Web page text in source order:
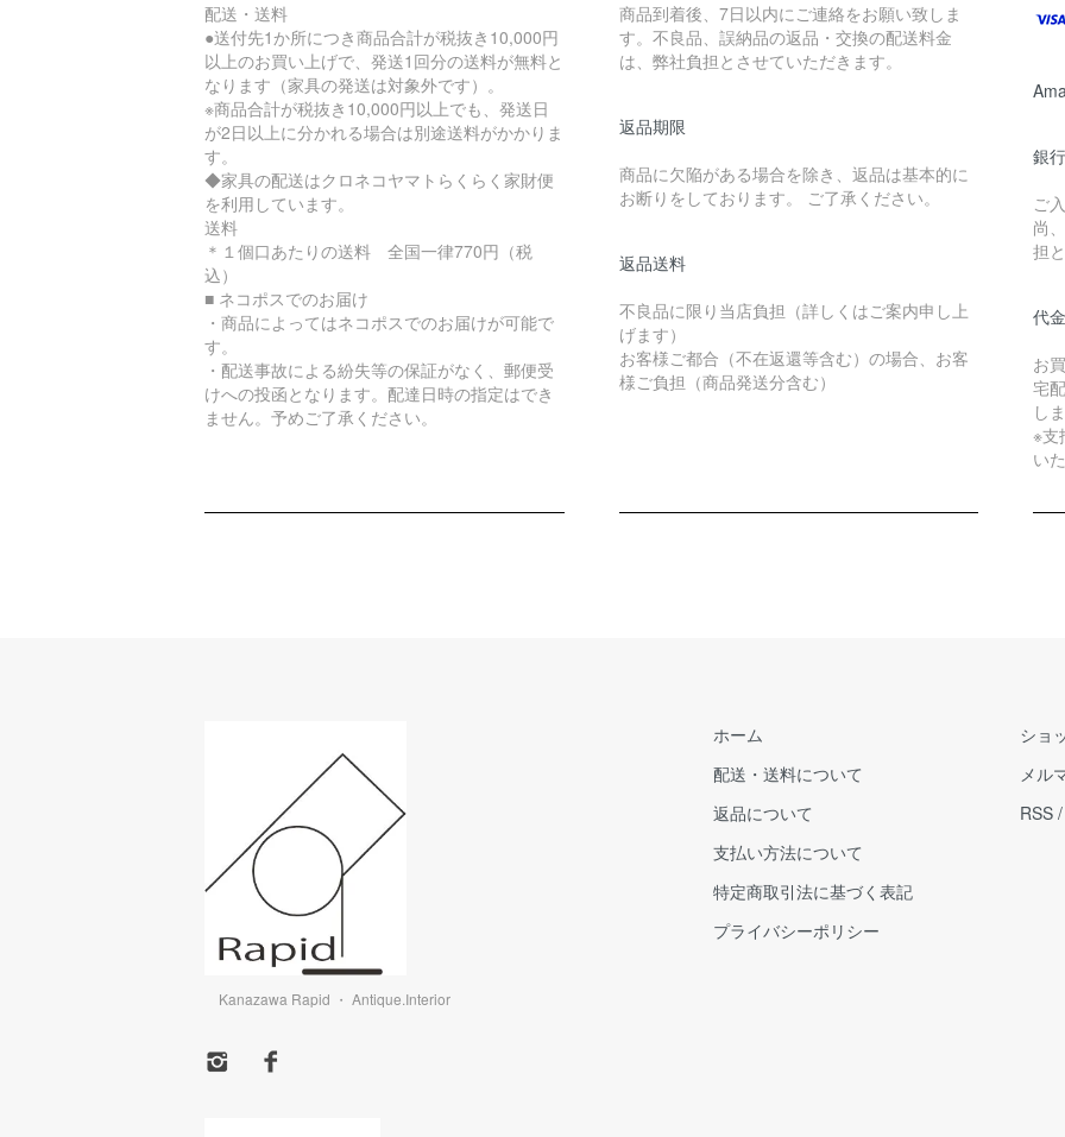
配送・送料
●送付先1か所につき商品合計が税抜き10,000円
以上のお買い上げで、発送1回分の送料が無料と
なります（家具の発送は対象外です）。
※商品合計が税抜き10,000円以上でも、発送日
が2日以上に分かれる場合は別途送料がかかりま
す。
◆家具の配送はクロネコヤマトらくらく家財便
を利用しています。
送料
＊１個口あたりの送料 全国一律770円（税
込）
■ ネコポスでのお届け
・商品によってはネコポスでのお届けが可能で
す。
・配送事故による紛失等の保証がなく、郵便受
けへの投函となります。配達日時の指定はでき
ません。予めご了承ください。
商品到着後、7日以内にご連絡をお願い致しま
す。不良品、誤納品の返品・交換の配送料金
は、弊社負担とさせていただきます。
返品期限
商品に欠陥がある場合を除き、返品は基本的に
お断りをしております。 ご了承ください。
返品送料
不良品に限り当店負担（詳しくはご案内申し上
げます）
お客様ご都合（不在返還等含む）の場合、お客
様ご負担（商品発送分含む）
銀
ご
尚
担
代
お
宅
し
※支
い
Kanazawa Rapid ・ Antique.Interior
ホーム
配送・送料について
返品について
支払い方法について
特定商取引法に基づく表記
プライバシーポリシー
ショ
メル
RSS /